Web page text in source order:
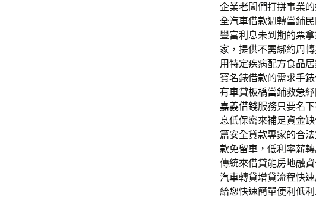
企業老闆們打拼事業
全汽車借款週轉當鋪
豐富利息未到期的票
家，提供不需綁約周
用特定疾病配方食品
寶名錶借款的需求手
有車貸板橋當鋪救急
嘉義借錢服務只要名
息低保密來補足資金
篇安全貸款專家的合
款免留車，低利率薪
傳統來借貸能房地融
汽車轉貸增貸流程快
給您快速簡單便利低